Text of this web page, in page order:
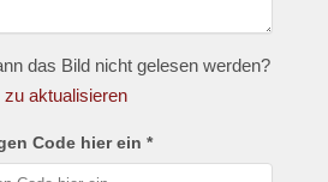
das Bild nicht gelesen werden?
aktualisieren
Code hier ein *